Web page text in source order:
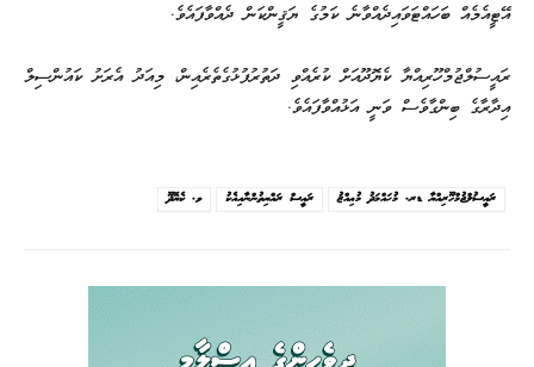
އޭޓީއެމެއް ބަހައްޓަވައިދެއްވާނެ ކަމުގެ ޔަޤީންކަން ދެއްވާފައެވެ.
ރައީސުލްޖުމްހޫރިއްޔާ ކެޔޮދޫއަށް ކުރެއްވި ދަތުރުފުޅުގެތެރެއިން، މިއަދު އެރަށު ކައުންސިލް
އިދާރާގެ ބިންގާވެސް ވަނީ އަޅުއްވާފައެވެ.
ރައީސުލްޖުމްހޫރިއްޔާ ޑރ. މުޙައްމަދު މުޢިއްޒު ރައީސް ރައްޔިތުންނާއިއެކު ވ. ކެޔޮދޫ